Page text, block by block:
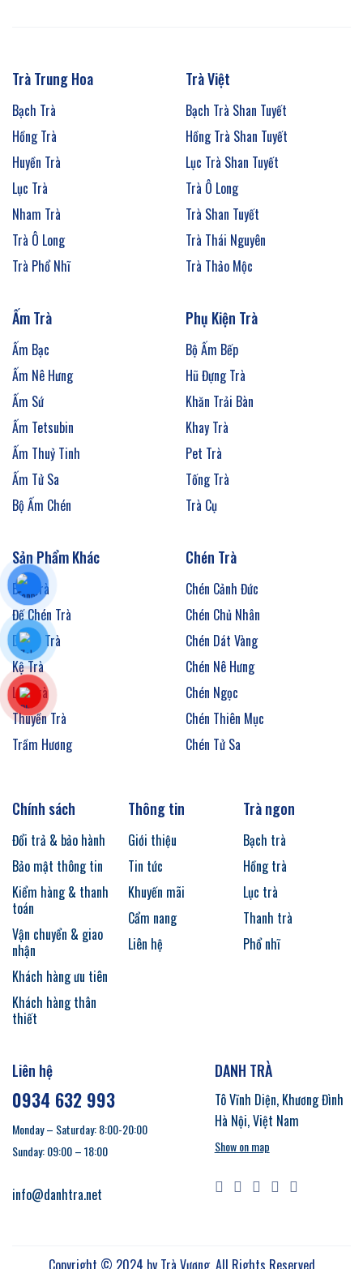
Trà Trung Hoa
Bạch Trà
Hồng Trà
Huyền Trà
Lục Trà
Nham Trà
Trà Ô Long
Trà Phổ Nhĩ
Trà Việt
Bạch Trà Shan Tuyết
Hồng Trà Shan Tuyết
Lục Trà Shan Tuyết
Trà Ô Long
Trà Shan Tuyết
Trà Thái Nguyên
Trà Thảo Mộc
Ấm Trà
Ấm Bạc
Ấm Nê Hưng
Ấm Sứ
Ấm Tetsubin
Ấm Thuỷ Tinh
Ấm Tử Sa
Bộ Ấm Chén
Phụ Kiện Trà
Bộ Ấm Bếp
Hũ Đựng Trà
Khăn Trải Bàn
Khay Trà
Pet Trà
Tống Trà
Trà Cụ
Sản Phẩm Khác
Bàn Trà
Đế Chén Trà
Decor Trà
Kệ Trà
Lọc Trà
Thuyền Trà
Trầm Hương
Chén Trà
Chén Cảnh Đức
Chén Chủ Nhân
Chén Dát Vàng
Chén Nê Hưng
Chén Ngọc
Chén Thiên Mục
Chén Tử Sa
Chính sách
Đổi trả & bảo hành
Bảo mật thông tin
Kiểm hàng & thanh
toán
Vận chuyển & giao
nhận
Khách hàng ưu tiên
Khách hàng thân
thiết
Thông tin
Giới thiệu
Tin tức
Khuyến mãi
Cẩm nang
Liên hệ
Trà ngon
Bạch trà
Hồng trà
Lục trà
Thanh trà
Phổ nhĩ
Liên hệ
0934 632 993
Monday – Saturday: 8:00-20:00
Sunday: 09:00 – 18:00
info@danhtra.net
DANH TRÀ
Tô Vĩnh Diện, Khương Đình
Hà Nội, Việt Nam
Show on map
Copyright © 2024 by Trà Vương. All Rights Reserved